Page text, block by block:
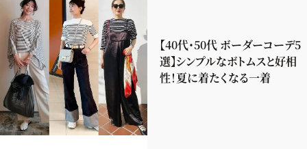
【40代・50代 ボーダーコーデ5
選】シンプルなボトムスと好相
性！夏に着たくなる一着